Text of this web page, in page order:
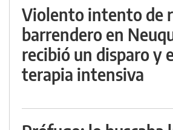
Violento intento de
barrendero en
recibió un disparo y
terapia intensiva